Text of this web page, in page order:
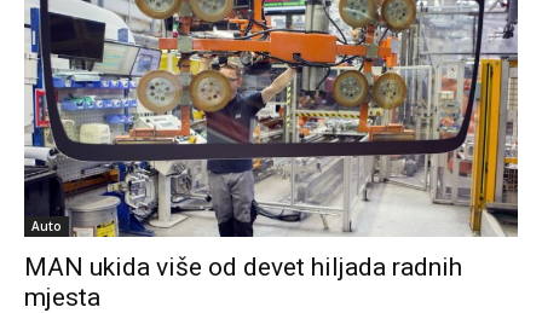
Auto
MAN ukida više od devet hiljada radnih
mjesta